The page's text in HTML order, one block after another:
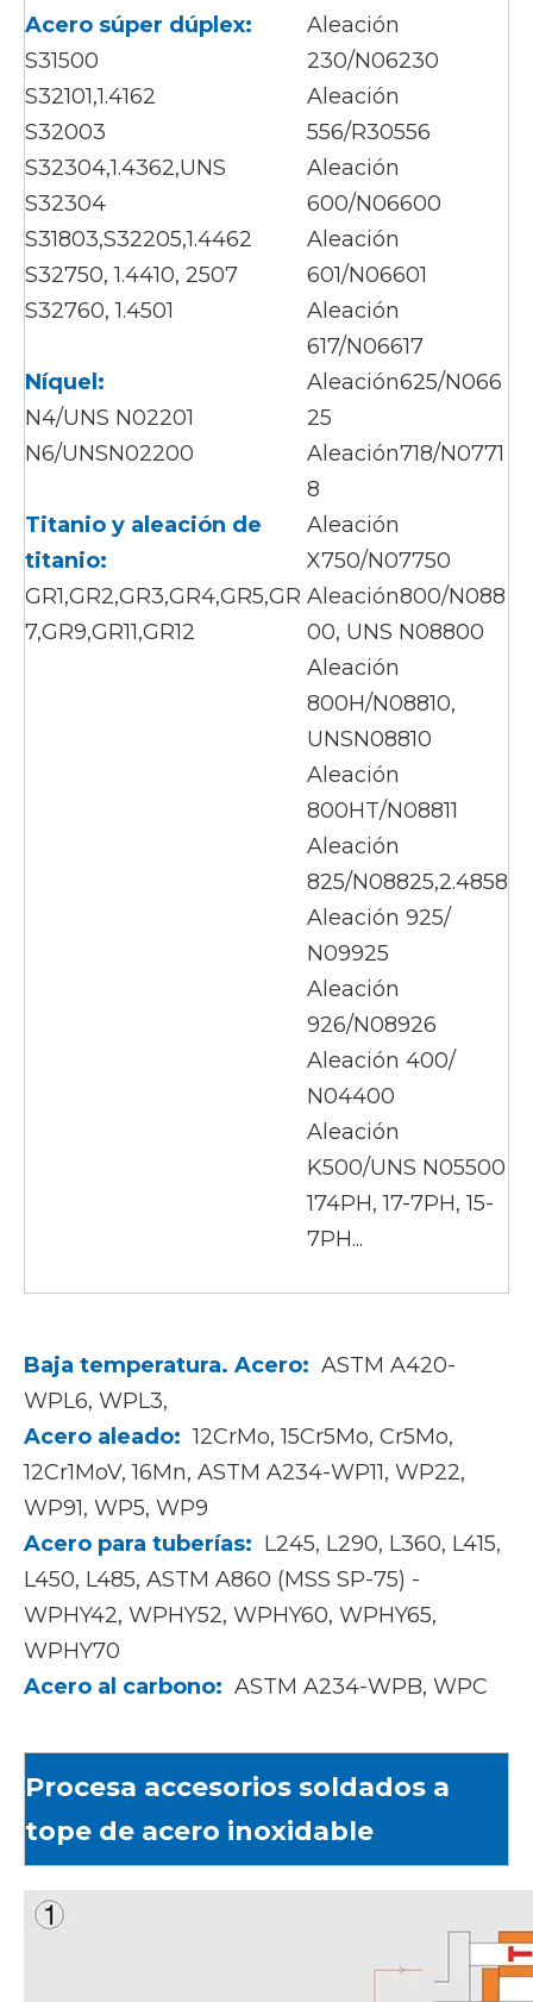
Acero súper dúplex:
S31500
S32101,1.4162
S32003
S32304,1.4362,UNS
S32304
S31803,S32205,1.4462
S32750, 1.4410, 2507
S32760, 1.4501
Níquel:
N4/UNS N02201
N6/UNSN02200
Titanio y aleación de
titanio:
GR1,GR2,GR3,GR4,GR5,GR
7,GR9,GR11,GR12
Aleación
230/N06230
Aleación
556/R30556
Aleación
600/N06600
Aleación
601/N06601
Aleación
617/N06617
Aleación625/N066
25
Aleación718/N0771
8
Aleación
X750/N07750
Aleación800/N088
00, UNS N08800
Aleación
800H/N08810,
UNSN08810
Aleación
800HT/N08811
Aleación
825/N08825,2.4858
Aleación 925/
N09925
Aleación
926/N08926
Aleación 400/
N04400
Aleación
K500/UNS N05500
174PH, 17-7PH, 15-
7PH...
Baja temperatura. Acero: ASTM A420-
WPL6, WPL3,
Acero aleado:12CrMo, 15Cr5Mo, Cr5Mo,
12Cr1MoV, 16Mn, ASTM A234-WP11, WP22,
WP91, WP5, WP9
Acero para tuberías: L245, L290, L360, L415,
L450, L485, ASTM A860 (MSS SP-75) -
WPHY42, WPHY52, WPHY60, WPHY65,
WPHY70
Acero al carbono: ASTM A234-WPB, WPC
Procesa accesorios soldados a
tope de acero inoxidable